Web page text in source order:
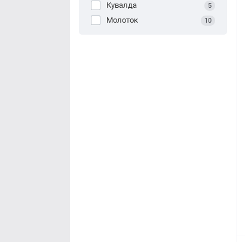
Кувалда 5
Молоток 10